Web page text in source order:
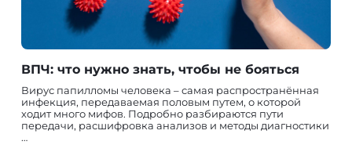
ВПЧ: что нужно знать, чтобы не бояться
Вирус папилломы человека – самая распространённая
инфекция, передаваемая половым путем, о которой
ходит много мифов. Подробно разбираются пути
передачи, расшифровка анализов и методы диагностики
…